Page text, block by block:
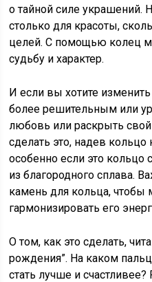
о тайной силе украшений.
столько для красоты,
целей. С помощью колец
судьбу и характер.
И если вы хотите изменить
более решительным или
любовь или раскрыть
сделать это, надев кольцо
особенно если это
из благородного сплава.
камень для кольца, чтобы
гармонизировать его
О том, как это сделать,
рождения”. На каком
стать лучше и